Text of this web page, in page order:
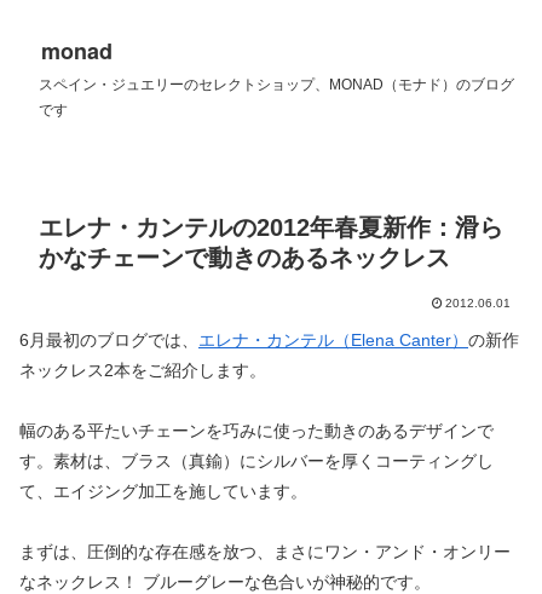
monad
スペイン・ジュエリーのセレクトショップ、MONAD（モナド）のブログ
です
エレナ・カンテルの2012年春夏新作：滑ら
かなチェーンで動きのあるネックレス
2012.06.01
6月最初のブログでは、 エレナ・カンテル（Elena Canter） の新作
ネックレス2本をご紹介します。
幅のある平たいチェーンを巧みに使った動きのあるデザインで
す。素材は、ブラス（真鍮）にシルバーを厚くコーティングし
て、エイジング加工を施しています。
まずは、圧倒的な存在感を放つ、まさにワン・アンド・オンリー
なネックレス！ ブルーグレーな色合いが神秘的です。